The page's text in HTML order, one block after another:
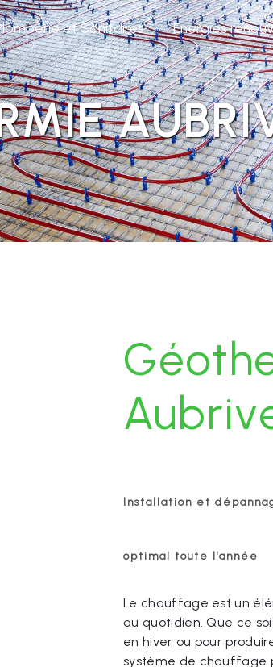
et Sanitaires Energies
Installation et
optimal toute l'année
Le chauffage est un
au quotidien. Que ce
en hiver ou pour
système de chauffage